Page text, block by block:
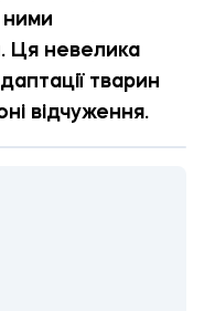
ними
Ця невелика
тварин
відчуження.